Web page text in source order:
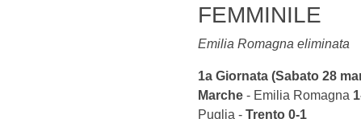
FEMMINILE
Emilia Romagna eliminata
1a Giornata (Sabato 28
Marche - Emilia Romagna
Puglia -Trento 0-1